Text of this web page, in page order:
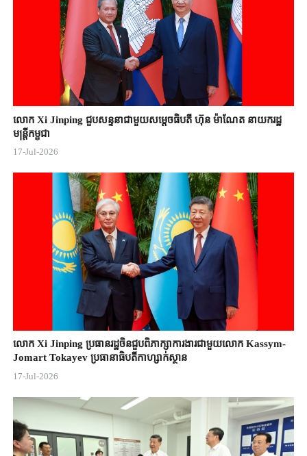
លោក Xi Jinping ជួបសន្ទនាជាមួយសម្តេចធិបតី ហ៊ុន ម៉ាណែត នាយករដ្ឋ
មន្ត្រីកម្ពុជា
17-Jul-2026
លោក Xi Jinping ប្រធានរដ្ឋចិន​ជួបពិភាក្សា​ការងារជាមួយ​លោក Kassym-
Jomart ​Tokayev ​ប្រធានាធិបតី​កាហ្សាក់ស្ថាន​
17-Jul-2026